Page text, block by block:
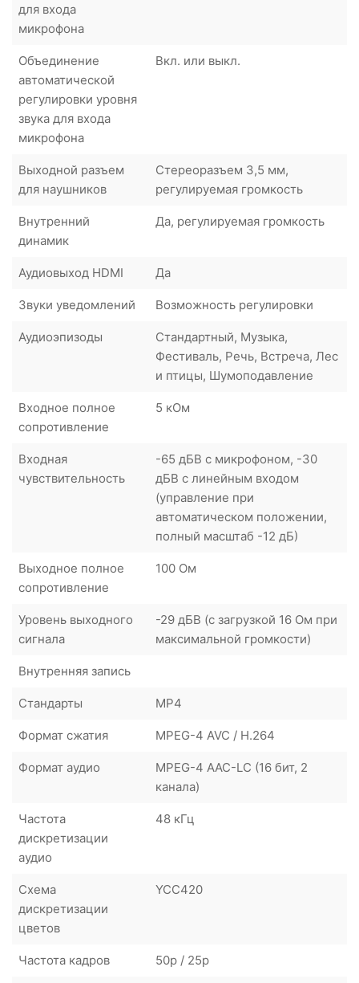
для входа
микрофона
Объединение
автоматической
регулировки уровня
звука для входа
микрофона
Вкл. или выкл.
Выходной разъем
для наушников
Стереоразъем 3,5 мм,
регулируемая громкость
Внутренний
динамик
Да, регулируемая громкость
Аудиовыход HDMI Да
Звуки уведомлений Возможность регулировки
Аудиоэпизоды
Стандартный, Музыка,
Фестиваль, Речь, Встреча, Лес
и птицы, Шумоподавление
Входное полное
сопротивление
5 кОм
Входная
чувствительность
-65 дБВ с микрофоном, -30
дБВ с линейным входом
(управление при
автоматическом положении,
полный масштаб -12 дБ)
Выходное полное
сопротивление
100 Ом
Уровень выходного
сигнала
-29 дБВ (с загрузкой 16 Ом при
максимальной громкости)
Внутренняя запись
Стандарты MP4
Формат сжатия MPEG-4 AVC / H.264
Формат аудио
MPEG-4 AAC-LC (16 бит, 2
канала)
Частота
дискретизации
аудио
48 кГц
Схема
дискретизации
цветов
YCC420
Частота кадров 50p / 25p